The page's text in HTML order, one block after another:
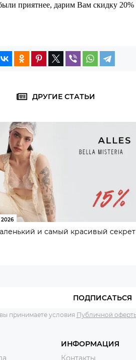
приятнее, дарим Вам скидку 20%
ДРУГИЕ СТАТЬИ
и самый красивый секрет
ПОДПИСАТЬСЯ
принимаете условия Публичной
ИНФОРМАЦИЯ
Контакты